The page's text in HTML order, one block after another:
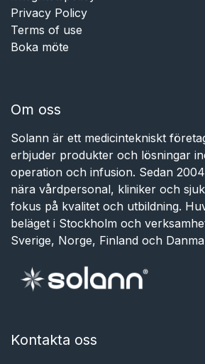
Privacy Policy
Terms of use
Boka möte
Om oss
Solann är ett medicintekniskt
erbjuder produkter och lösningar
operation och infusion. Sedan
nära vårdpersonal, kliniker och
fokus på kvalitet och utbildning.
beläget i Stockholm och
Sverige, Norge, Finland och
Kontakta oss